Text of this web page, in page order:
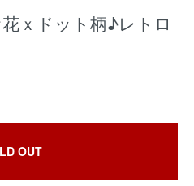
ｘドット柄♪レトロ
OUT